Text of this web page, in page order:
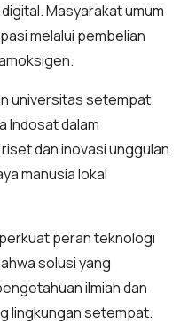
Masyarakat umum
melalui pembelian
universitas setempat
Indosat dalam
dan inovasi unggulan
manusia lokal
peran teknologi
solusi yang
ilmiah dan
lingkungan setempat.